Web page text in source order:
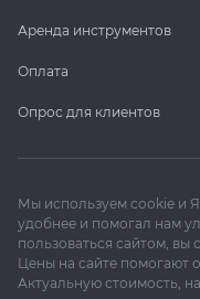
Аренда инструментов
Оплата
Опрос для клиентов
Мы используем cookie и
удобнее и помогал нам
пользоваться сайтом, вы
Цены на сайте помогают
Актуальную стоимость,